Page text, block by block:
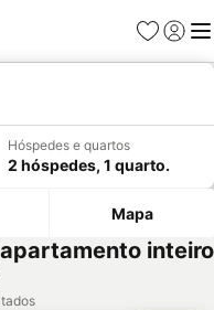
Favoritos
Iniciar
Hóspedes e quartos
2 hóspedes, 1 quarto.
Mapa
inteiro